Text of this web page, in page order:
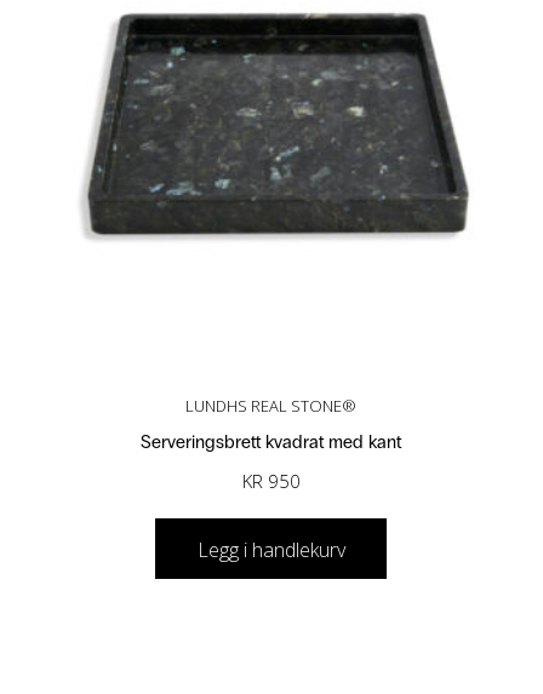
LUNDHS REAL STONE®
Serveringsbrett kvadrat med kant
KR950
Legg i handlekurv